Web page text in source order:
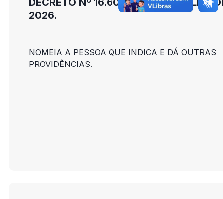
DECRETO Nº 16.600, DE 20 DE JULHO
2026.
NOMEIA A PESSOA QUE INDICA E DÁ OUTRAS
PROVIDÊNCIAS.